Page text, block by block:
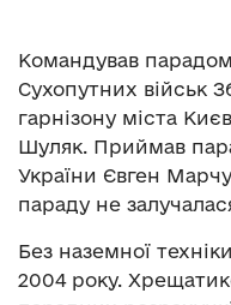
Командував
Сухопутних військ
гарнізону міста
Шуляк. Приймав
України Євген
параду не
Без наземної
2004 року.